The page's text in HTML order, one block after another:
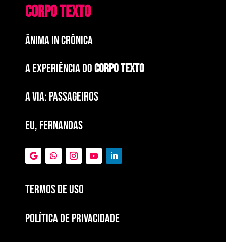
CORPO TEXTO
ÂNIMA IN CRÔNICA
A EXPERIÊNCIA DOCORPO TEXTO
a via: paSSAGEIROS
EU, FERNANDAS
Termos de Uso
POLÍTICA DE PRIVACIDADE